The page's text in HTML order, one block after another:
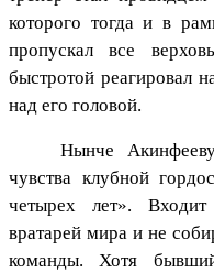
которого тогда и в
пропускал все
быстротой реагировал
над его головой.
Нынче
чувства клубной
четырех лет».
вратарей мира и не
команды. Хотя